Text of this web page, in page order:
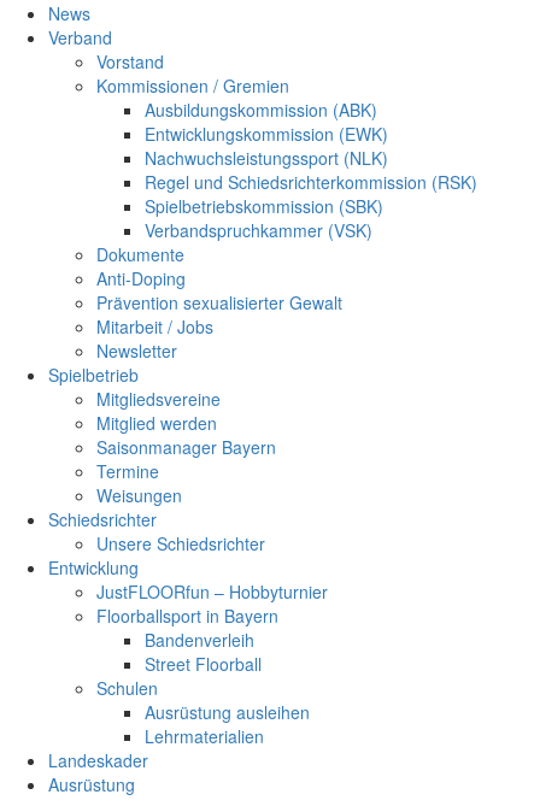
News
Verband
Vorstand
Kommissionen / Gremien
Ausbildungskommission (ABK)
Entwicklungskommission (EWK)
Nachwuchsleistungssport (NLK)
Regel und Schiedsrichterkommission (RSK)
Spielbetriebskommission (SBK)
Verbandspruchkammer (VSK)
Dokumente
Anti-Doping
Prävention sexualisierter Gewalt
Mitarbeit / Jobs
Newsletter
Spielbetrieb
Mitgliedsvereine
Mitglied werden
Saisonmanager Bayern
Termine
Weisungen
Schiedsrichter
Unsere Schiedsrichter
Entwicklung
JustFLOORfun – Hobbyturnier
Floorballsport in Bayern
Bandenverleih
Street Floorball
Schulen
Ausrüstung ausleihen
Lehrmaterialien
Landeskader
Ausrüstung